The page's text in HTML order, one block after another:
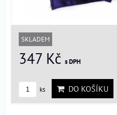
SKLADEM
347 Kč s DPH
ks DO KOŠÍKU